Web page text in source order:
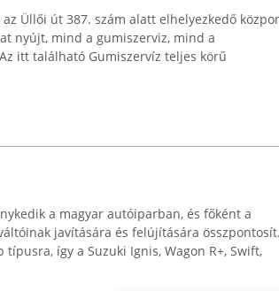
Üllői út 387. szám alatt elhelyezkedő
nyújt, mind a gumiszerviz, mind a
itt található Gumiszervíz teljes körű
a magyar autóiparban, és főként a
javítására és felújítására összpontosít.
így a Suzuki Ignis, Wagon R+, Swift,